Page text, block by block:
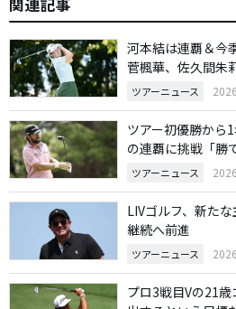
河本結は連覇＆
菅楓華、佐久間朱
ツアーニュース
ツアー初優勝か
の連覇に挑戦「勝
ツアーニュース
LIVゴルフ、新た
継続へ前進
ツアーニュース
プロ3戦目Vの21